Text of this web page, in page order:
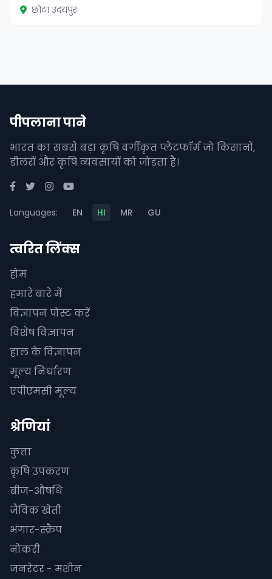
छोटा उदयपुर
पीपलाना पाने
भारत का सबसे बड़ा कृषि वर्गीकृत प्लेटफॉर्म जो किसानों,
डीलरों और कृषि व्यवसायों को जोड़ता है।
Languages: EN HI MR GU
त्वरित लिंक्स
होम
हमारे बारे में
विज्ञापन पोस्ट करें
विशेष विज्ञापन
हाल के विज्ञापन
मूल्य निर्धारण
एपीएमसी मूल्य
श्रेणियां
कुत्ता
कृषि उपकरण
बीज-औषधि
जैविक खेती
भंगार-स्क्रैप
नोकरी
जनरेटर - मशीन